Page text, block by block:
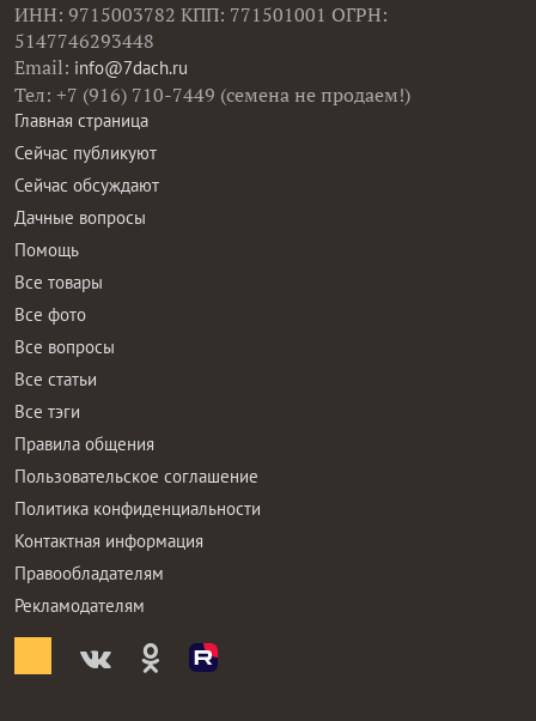
ИНН: 9715003782 КПП: 771501001 ОГРН:
5147746293448
Email: info@7dach.ru
Тел: +7 (916) 710-7449 (семена не продаем!)
Главная страница
Сейчас публикуют
Сейчас обсуждают
Дачные вопросы
Помощь
Все товары
Все фото
Все вопросы
Все статьи
Все тэги
Правила общения
Пользовательское соглашение
Политика конфиденциальности
Контактная информация
Правообладателям
Рекламодателям